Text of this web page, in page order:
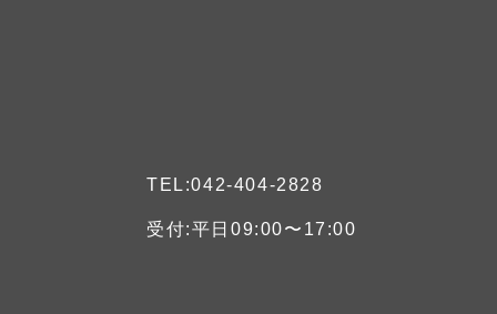
TEL:042-404-2828
受付:平日09:00〜17:00